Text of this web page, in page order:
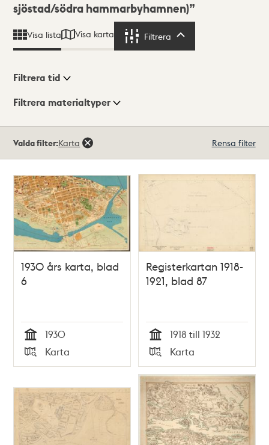
sjöstad/södra hammarbyhamnen)
Visa lista Visa karta Filtrera
Visningsläge
Filtrera tid
Filtrera materialtyper
träffar
Valda filter:Karta Rensa filter
1930 års karta, blad
6
Tid
1930
Typ
Karta
Registerkartan 1918-
1921, blad 87
Tid
1918 till 1932
Typ
Karta